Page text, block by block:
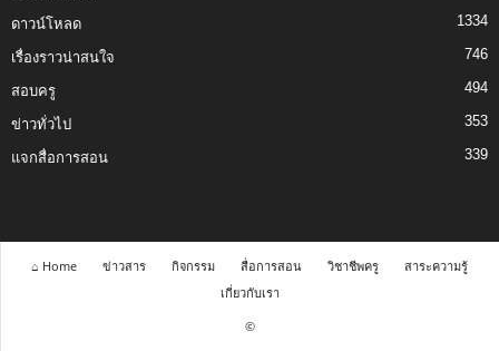
ดาวน์โหลด 1334
เรื่องราวน่าสนใจ 746
สอบครู 494
ข่าวทั่วไป 353
แจกสื่อการสอน 339
⌂ Home ข่าวสาร กิจกรรม สื่อการสอน วิชาชีพครู
สาระความรู้
เกี่ยวกับเรา
©